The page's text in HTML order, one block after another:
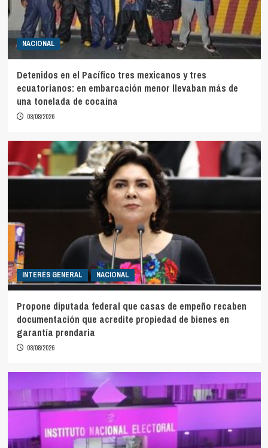
NACIONAL
Detenidos en el Pacífico tres mexicanos y tres
ecuatorianos: en embarcación menor llevaban más de
una tonelada de cocaína
08/08/2026
INTERÉS GENERAL NACIONAL
Propone diputada federal que casas de empeño recaben
documentación que acredite propiedad de bienes en
garantía prendaria
08/08/2026